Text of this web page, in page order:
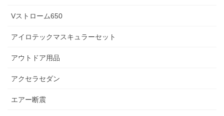
Vストローム650
アイロテックマスキュラーセット
アウトドア用品
アクセラセダン
エアー断震